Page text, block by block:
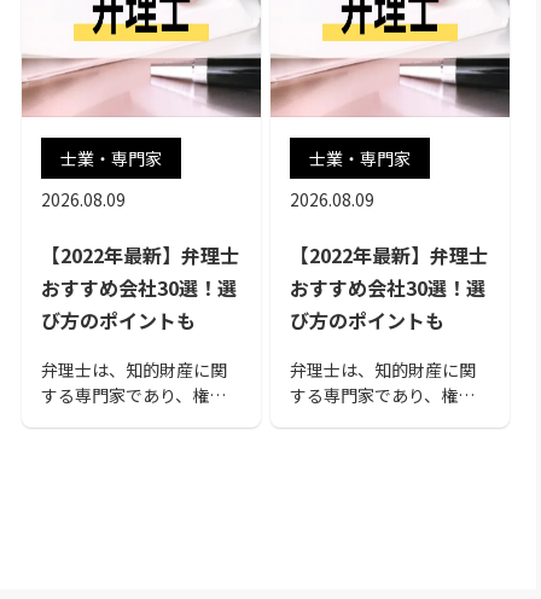
士業・専門家
2026.08.09
【2022年最新】弁理士
おすすめ会社30選！選
び方のポイントも
弁理士は、知的財産に関
する専門家であり、権利
士業・専門家
2026.08.09
【2022年最新】弁理士
おすすめ会社30選！選
び方のポイントも
弁理士は、知的財産に関
する専門家であり、権利